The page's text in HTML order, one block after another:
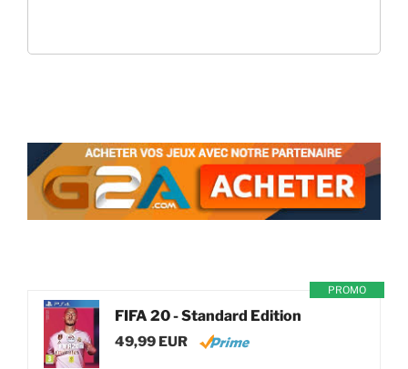
PROMO
FIFA 20 - Standard Edition
49,99 EUR